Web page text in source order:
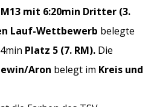
M13 mit 6:20min Dritter (3.
Lauf-Wettbewerb belegte
Platz 5 (7. RM). Die
Aron belegt im Kreis und